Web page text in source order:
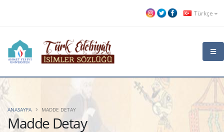
Türkçe
Madde Detay
ANASAYFA MADDE DETAY